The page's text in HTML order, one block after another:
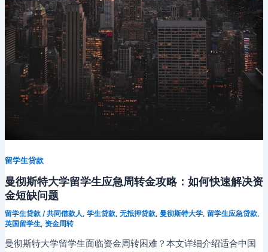
的
实
用
指
南
留学生贷款
曼彻斯特大学留学生应急周转金攻略：如何快速解决资
金短缺问题
留学生贷款/共同借款人, 学生贷款, 无抵押贷款, 曼彻斯特大学, 留学生应急贷款,
英国留学生, 资金周转
曼彻斯特大学留学生面临资金周转困难？本文详细介绍适合中国